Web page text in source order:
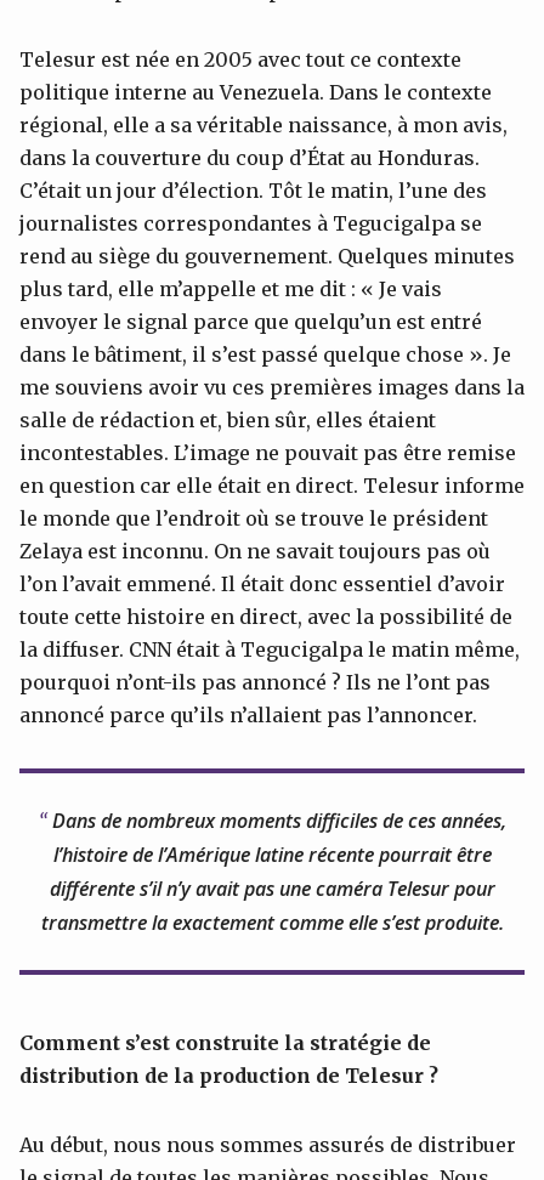
Telesur est née en 2005 avec tout ce contexte
politique interne au Venezuela. Dans le contexte
régional, elle a sa véritable naissance, à mon avis,
dans la couverture du coup d’État au Honduras.
C’était un jour d’élection. Tôt le matin, l’une des
journalistes correspondantes à Tegucigalpa se
rend au siège du gouvernement. Quelques minutes
plus tard, elle m’appelle et me dit : « Je vais
envoyer le signal parce que quelqu’un est entré
dans le bâtiment, il s’est passé quelque chose ». Je
me souviens avoir vu ces premières images dans la
salle de rédaction et, bien sûr, elles étaient
incontestables. L’image ne pouvait pas être remise
en question car elle était en direct. Telesur informe
le monde que l’endroit où se trouve le président
Zelaya est inconnu. On ne savait toujours pas où
l’on l’avait emmené. Il était donc essentiel d’avoir
toute cette histoire en direct, avec la possibilité de
la diffuser. CNN était à Tegucigalpa le matin même,
pourquoi n’ont-ils pas annoncé ? Ils ne l’ont pas
annoncé parce qu’ils n’allaient pas l’annoncer.
Dans de nombreux moments difficiles de ces années,
l’histoire de l’Amérique latine récente pourrait être
différente s’il n’y avait pas une caméra Telesur pour
transmettre la exactement comme elle s’est produite.
Comment s’est construite la stratégie de
distribution de la production de Telesur ?
Au début, nous nous sommes assurés de distribuer